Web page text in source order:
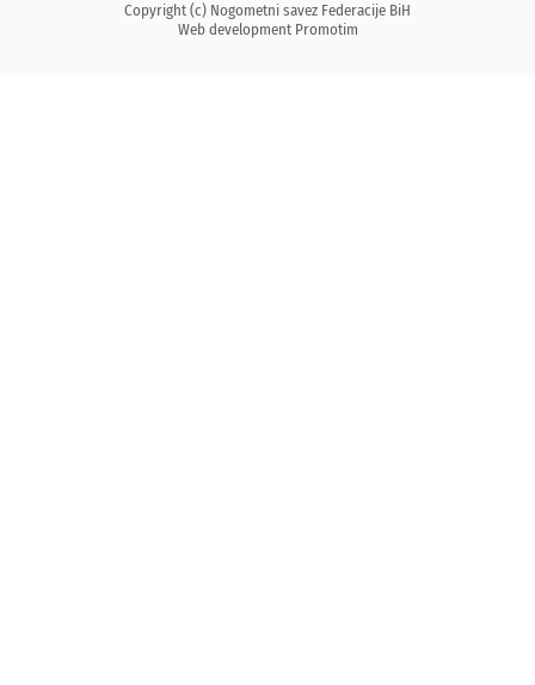
Copyright (c) Nogometni savez Federacije BiH
Web development Promotim